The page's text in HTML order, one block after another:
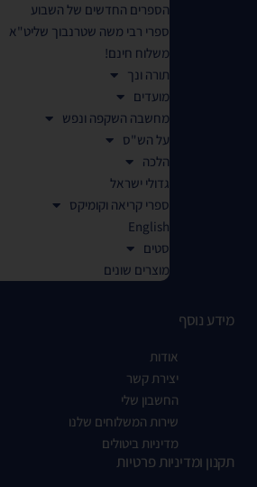
הספרים החדשים של השבוע
ספרי רבי משה שטרנבוך שליט"א
משלוח חינם!
תורה ונך
מועדים
מחשבה השקפה ונפש
על הש"ס
הלכה
גדולי ישראל
ספרי קריאה וקומיקס
English
סטים
מוצרים שונים
מידע נוסף
אודות
יצירת קשר
החשבון שלי
שירות המשלוחים שלנו
מדיניות ביטולים
תקנון ומדיניות פרטיות